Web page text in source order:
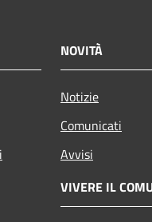
NOVITÀ
Notizie
Comunicati
Avvisi
VIVERE IL